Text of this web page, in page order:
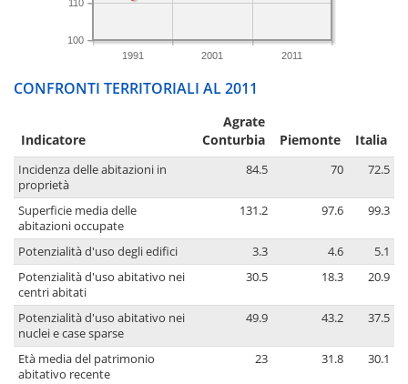
1991 2001 2011
100
110
CONFRONTI TERRITORIALI AL 2011
Indicatore
Agrate
Conturbia
Piemonte Italia
Incidenza delle abitazioni in
proprietà
84.5 70 72.5
Superficie media delle
abitazioni occupate
131.2 97.6 99.3
Potenzialità d'uso degli edifici 3.3 4.6
5.1
Potenzialità d'uso abitativo nei
centri abitati
30.5 18.3 20.9
Potenzialità d'uso abitativo nei
nuclei e case sparse
49.9 43.2 37.5
Età media del patrimonio
abitativo recente
23 31.8 30.1